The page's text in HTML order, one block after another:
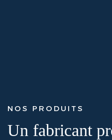
NOS PRODUITS
Un fabricant